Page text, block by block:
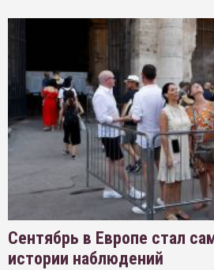
Сентябрь в Европе стал
истории наблюдений